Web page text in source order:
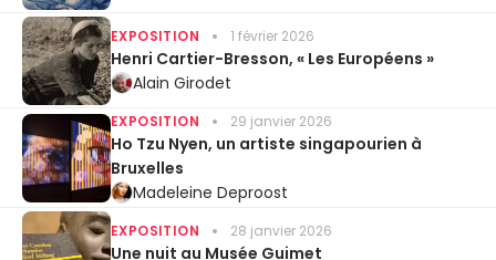
EXPOSITION 1 février 2026
Henri Cartier-Bresson, « Les Européens »
Alain Girodet
EXPOSITION 29 janvier 2026
Ho Tzu Nyen, un artiste singapourien à
Bruxelles
Madeleine Deproost
EXPOSITION 28 janvier 2026
Une nuit au Musée Guimet